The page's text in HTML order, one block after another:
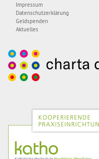
Impressum
Datenschutzerklärung
Geldspenden
Aktuelles